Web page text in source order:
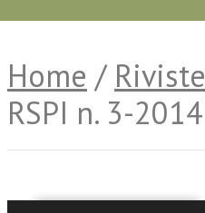
Home / Riviste
RSPI n. 3-2014